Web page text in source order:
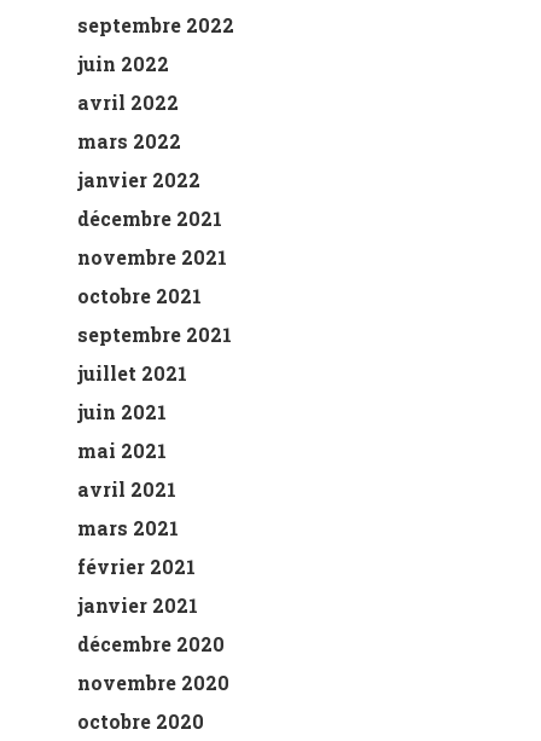
septembre 2022
juin 2022
avril 2022
mars 2022
janvier 2022
décembre 2021
novembre 2021
octobre 2021
septembre 2021
juillet 2021
juin 2021
mai 2021
avril 2021
mars 2021
février 2021
janvier 2021
décembre 2020
novembre 2020
octobre 2020